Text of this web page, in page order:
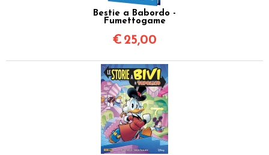
Bestie a Babordo -
Fumettogame
€ 25,00